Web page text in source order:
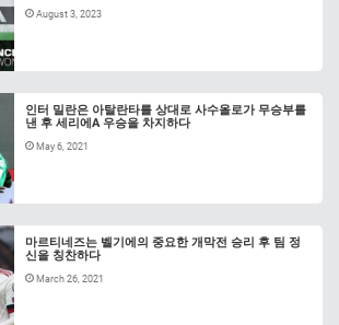
August 3, 2023
인터 밀란은 아탈란타를 상대로 사수올로가 무승부를
낸 후 세리에A 우승을 차지하다
May 6, 2021
마르티네즈는 벨기에의 중요한 개막전 승리 후 팀 정
신을 칭찬하다
March 26, 2021